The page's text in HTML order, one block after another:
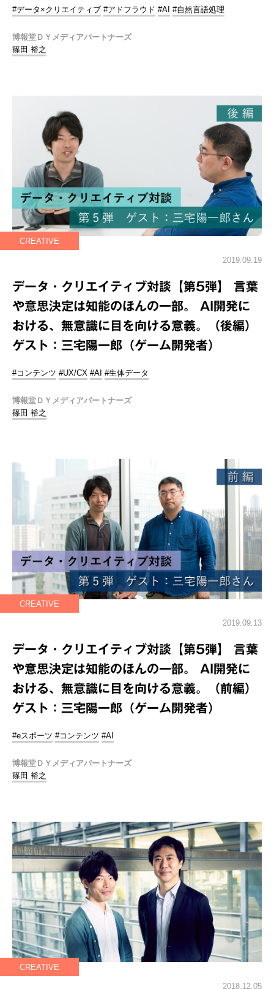
#データ×クリエイティブ #アドフラウド #AI #自然言語処理
博報堂ＤＹメディアパートナーズ
篠田 裕之
CREATIVE
2019.09.19
データ・クリエイティブ対談【第5弾】 言葉
や意思決定は知能のほんの一部。 AI開発に
おける、無意識に目を向ける意義。（後編）
ゲスト：三宅陽一郎（ゲーム開発者）
#コンテンツ #UX/CX #AI #生体データ
博報堂ＤＹメディアパートナーズ
篠田 裕之
CREATIVE
2019.09.13
データ・クリエイティブ対談【第5弾】 言葉
や意思決定は知能のほんの一部。 AI開発に
おける、無意識に目を向ける意義。（前編）
ゲスト：三宅陽一郎（ゲーム開発者）
#eスポーツ #コンテンツ #AI
博報堂ＤＹメディアパートナーズ
篠田 裕之
CREATIVE
2018.12.05